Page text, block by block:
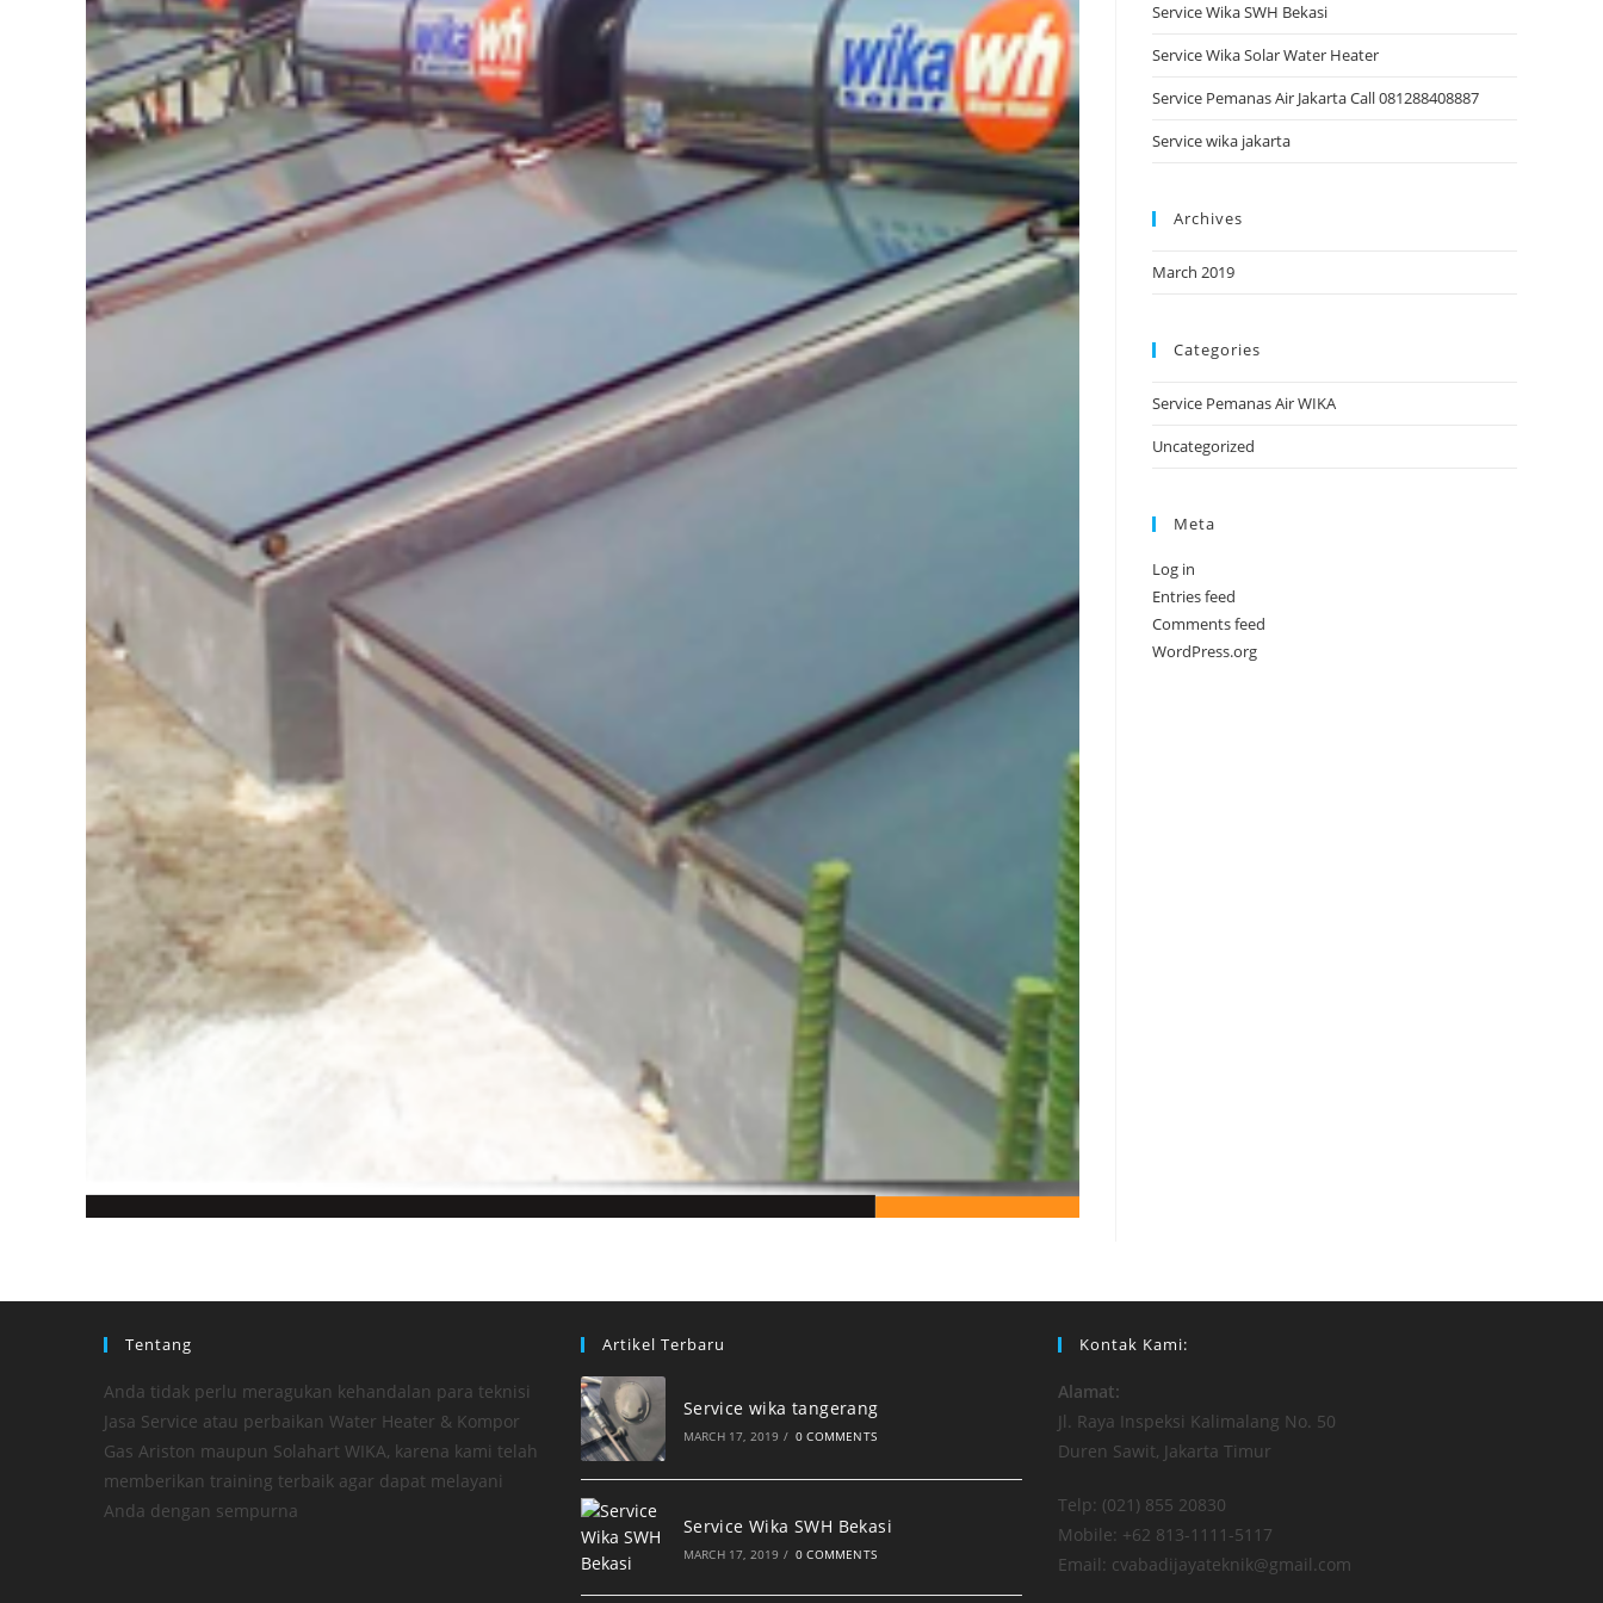
Service Wika SWH Bekasi
Service Wika Solar Water Heater
Service Pemanas Air Jakarta Call 081288408887
Service wika jakarta
Archives
March 2019
Categories
Service Pemanas Air WIKA
Uncategorized
Meta
Log in
Entries feed
Comments feed
WordPress.org
Tentang
Anda tidak perlu meragukan kehandalan para teknisi
Jasa Service atau perbaikan Water Heater & Kompor
Gas Ariston maupun Solahart WIKA, karena kami telah
memberikan training terbaik agar dapat melayani
Anda dengan sempurna
Artikel Terbaru
Service wika tangerang
MARCH 17, 2019 / 0 COMMENTS
Service Wika SWH Bekasi
MARCH 17, 2019 / 0 COMMENTS
Kontak Kami:
Alamat:
Jl. Raya Inspeksi Kalimalang No. 50
Duren Sawit, Jakarta Timur
Telp: (021) 855 20830
Mobile: +62 813-1111-5117
Email: cvabadijayateknik@gmail.com